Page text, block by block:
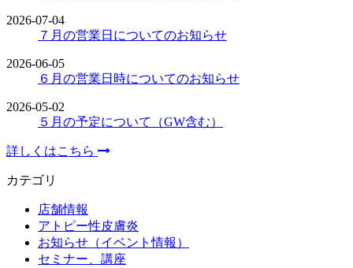
2026-07-04
７月の営業日についてのお知らせ
2026-06-05
６月の営業日時についてのお知らせ
2026-05-02
５月の予定について（GW含む）
詳しくはこちら
カテゴリ
店舗情報
アトピー性皮膚炎
お知らせ（イベント情報）
セミナー、講座